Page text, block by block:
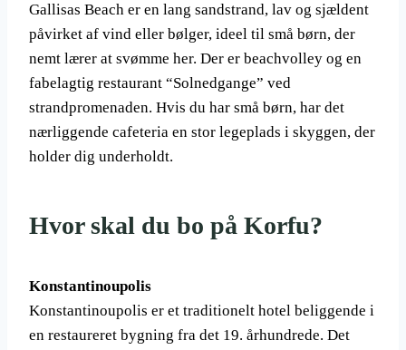
Gallisas Beach er en lang sandstrand, lav og sjældent
påvirket af vind eller bølger, ideel til små børn, der
nemt lærer at svømme her. Der er beachvolley og en
fabelagtig restaurant “Solnedgange” ved
strandpromenaden. Hvis du har små børn, har det
nærliggende cafeteria en stor legeplads i skyggen, der
holder dig underholdt.
Hvor skal du bo på Korfu?
Konstantinoupolis
Konstantinoupolis er et traditionelt hotel beliggende i
en restaureret bygning fra det 19. århundrede. Det